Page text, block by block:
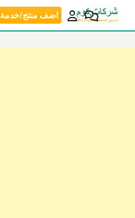
انتقل
اضف منتج/خدمة